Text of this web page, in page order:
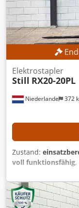
Niederlande 372
Elektrostapler
Still RX20-20PL
Zustand:
voll funktionsfähig
Tragkraft:2.000 kg,
mm, Kraftstofftyp:
Gabellänge:1.200